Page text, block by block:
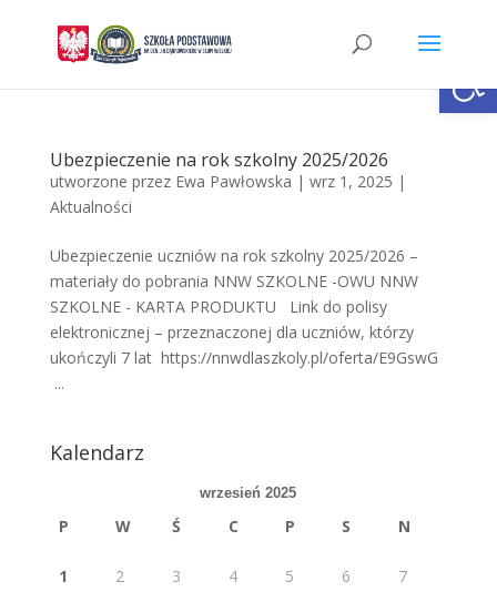
Ubezpieczenie na rok szkolny 2025/2026
utworzone przez Ewa Pawłowska | wrz 1, 2025 |
Aktualności
Ubezpieczenie uczniów na rok szkolny 2025/2026 –
materiały do pobrania NNW SZKOLNE -OWU NNW
SZKOLNE - KARTA PRODUKTU Link do polisy
elektronicznej – przeznaczonej dla uczniów, którzy
ukończyli 7 lat https://nnwdlaszkoly.pl/oferta/E9GswG
...
Kalendarz
wrzesień 2025
P W Ś C P S N
1 2 3 4 5 6 7